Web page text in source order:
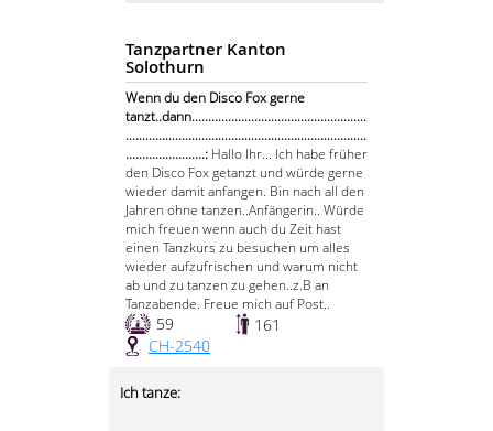
Tanzpartner Kanton
Solothurn
Wenn du den Disco Fox gerne
tanzt..dann.....................................................
.........................................................................
........................: Hallo Ihr... Ich habe früher
den Disco Fox getanzt und würde gerne
wieder damit anfangen. Bin nach all den
Jahren ohne tanzen..Anfängerin.. Würde
mich freuen wenn auch du Zeit hast
einen Tanzkurs zu besuchen um alles
wieder aufzufrischen und warum nicht
ab und zu tanzen zu gehen..z.B an
Tanzabende. Freue mich auf Post..
59
161
CH-2540
Ich tanze: